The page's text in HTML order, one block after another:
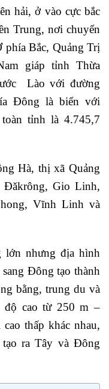
hải, ở vào cực bắc
Trung, nơi chuyển
phía Bắc, Quảng Trị
giáp tỉnh Thừa
Lào với đường
Đông là biển với
tỉnh là 4.745,7
Hà, thị xã Quảng
Đăkrông, Gio Linh,
Vĩnh Linh và
lớn nhưng địa hình
Đông tạo thành
bằng, trung du và
độ cao từ 250 m –
thấp khác nhau,
ra Tây và Đông